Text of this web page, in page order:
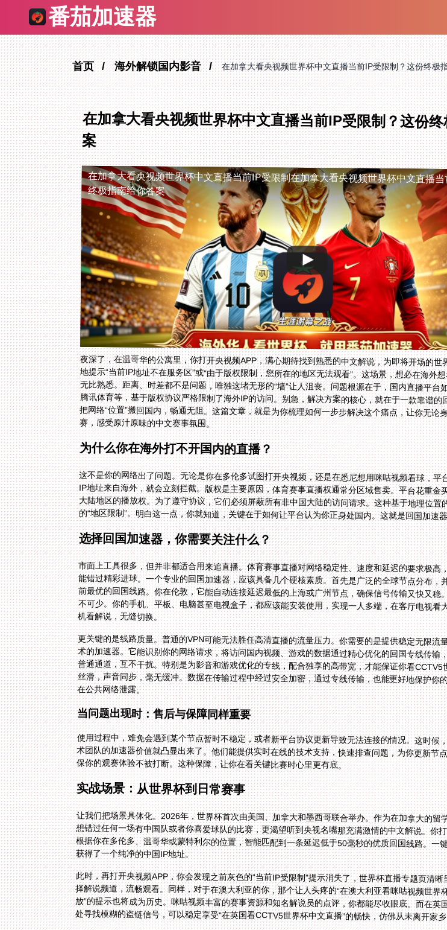
番茄加速器
首页 海外解锁国内影音 在加拿大看央视频世界杯中文直播当前IP受限制？这份终极
在加拿大看央视频世界杯中文直播当前IP受限制？这份
案
在加拿大看央视频世界杯中文直播当前IP受限制在加拿大看央视频世界杯中文直播
终极指南给你答案
夜深了，在温哥华的公寓里，你打开央视频APP，满心期待找到熟悉的中文解说，为即将开场的世
地提示“当前IP地址不在服务区”或“由于版权限制，您所在的地区无法观看”。这场景，想必在海外
无比熟悉。距离、时差都不是问题，唯独这堵无形的“墙”让人沮丧。问题根源在于，国内直播平台
腾讯体育等，基于版权协议严格限制了海外IP的访问。别急，解决方案的核心，就在于一款靠谱的
把网络“位置”搬回国内，畅通无阻。这篇文章，就是为你梳理如何一步步解决这个痛点，让你无论
赛，感受原汁原味的中文赛事氛围。
为什么你在海外打不开国内的直播？
这不是你的网络出了问题。无论是你在多伦多试图打开央视频，还是在悉尼想用咪咕视频看球，平
IP地址来自海外，就会立刻拦截。版权是主要原因，体育赛事直播权通常分区域售卖。平台花重金
大陆地区的播放权。为了遵守协议，它们必须屏蔽所有非中国大陆的访问请求。这种基于地理位置
的“地区限制”。明白这一点，你就知道，关键在于如何让平台认为你正身处国内。这就是回国加速
选择回国加速器，你需要关注什么？
市面上工具很多，但并非都适合用来追直播。体育赛事直播对网络稳定性、速度和延迟的要求极高
能错过精彩进球。一个专业的回国加速器，应该具备几个硬核素质。首先是广泛的全球节点分布，
前最优的回国线路。你在伦敦，它能自动连接延迟最低的上海或广州节点，确保信号传输又快又稳
不可少。你的手机、平板、电脑甚至电视盒子，都应该能安装使用，实现一人多端，在客厅电视看
机看解说，无缝切换。
更关键的是线路质量。普通的VPN可能无法胜任高清直播的流量压力。你需要的是提供稳定无限流
术的加速器。它能识别你的网络请求，将访问国内视频、游戏的数据通过精心优化的回国专线传输
普通通道，互不干扰。特别是为影音和游戏优化的专线，配合独享的高带宽，才能保证你看CCTV5
丝滑，声音同步，毫无缓冲。数据在传输过程中经过安全加密，通过专线传输，也能更好地保护你
在公共网络泄露。
当问题出现时：售后与保障同样重要
使用过程中，难免会遇到某个节点暂时不稳定，或者新平台协议更新导致无法连接的情况。这时候
术团队的加速器价值就凸显出来了。他们能提供实时在线的技术支持，快速排查问题，为你更新节
保你的观赛体验不被打断。这种保障，让你在看关键比赛时心里更有底。
实战场景：从世界杯到日常赛事
让我们把场景具体化。2026年，世界杯首次由美国、加拿大和墨西哥联合举办。作为在加拿大的留
想错过任何一场有中国队或者你喜爱球队的比赛，更渴望听到央视名嘴那充满激情的中文解说。你
获得了一个纯净的中国IP地址。
此时，再打开央视频APP，你会发现之前灰色的“当前IP受限制”提示消失了，世界杯直播专题页清
择解说频道，流畅观看。同样，对于在澳大利亚的你，那个让人头疼的“在澳大利亚看咪咕视频世
放”的提示也将成为历史。咪咕视频丰富的赛事资源和知名解说员的点评，你都能尽收眼底。而在英
处寻找模糊的盗链信号，可以稳定享受“在英国看CCTV5世界杯中文直播”的畅快，仿佛从未离开家